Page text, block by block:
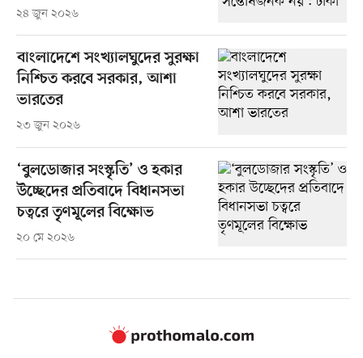
২৪ জুন ২০২৬
বাংলাদেশে সংখ্যালঘুদের সুরক্ষা
নিশ্চিত করবে সরকার, আশা
ভারতের
২৩ জুন ২০২৬
‘বুলডোজার সংস্কৃতি’ ও হকার
উচ্ছেদের প্রতিবাদে বিধানসভা
চত্বরে তৃণমূলের বিক্ষোভ
২০ মে ২০২৬